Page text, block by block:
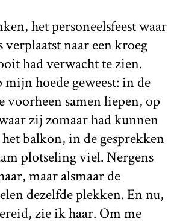
het personeelsfeest waar
verplaatst naar een kroeg
had verwacht te zien.
mijn hoede geweest: in de
voorheen samen liepen, op
zij zomaar had kunnen
balkon, in de gesprekken
plotseling viel. Nergens
maar alsmaar de
dezelfde plekken. En nu,
zie ik haar. Om me